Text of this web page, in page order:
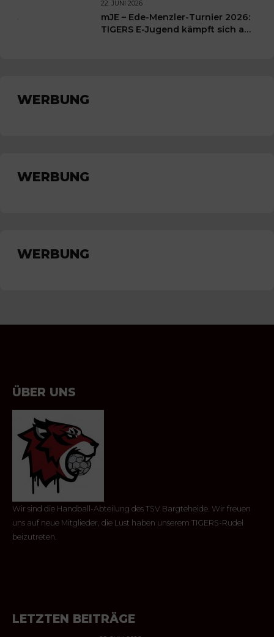
TIGERS
22. JUNI 2026
mJE – Ede-Menzler-Turnier 2026:
TIGERS E-Jugend kämpft sich auf
WERBUNG
WERBUNG
WERBUNG
ÜBER UNS
Wir sind die Handball-Abteilung des TSV Bargteheide. Wir freuen
uns auf neue Mitglieder, die Lust haben unserem TIGERS-Rudel
beizutreten.
LETZTEN BEITRÄGE